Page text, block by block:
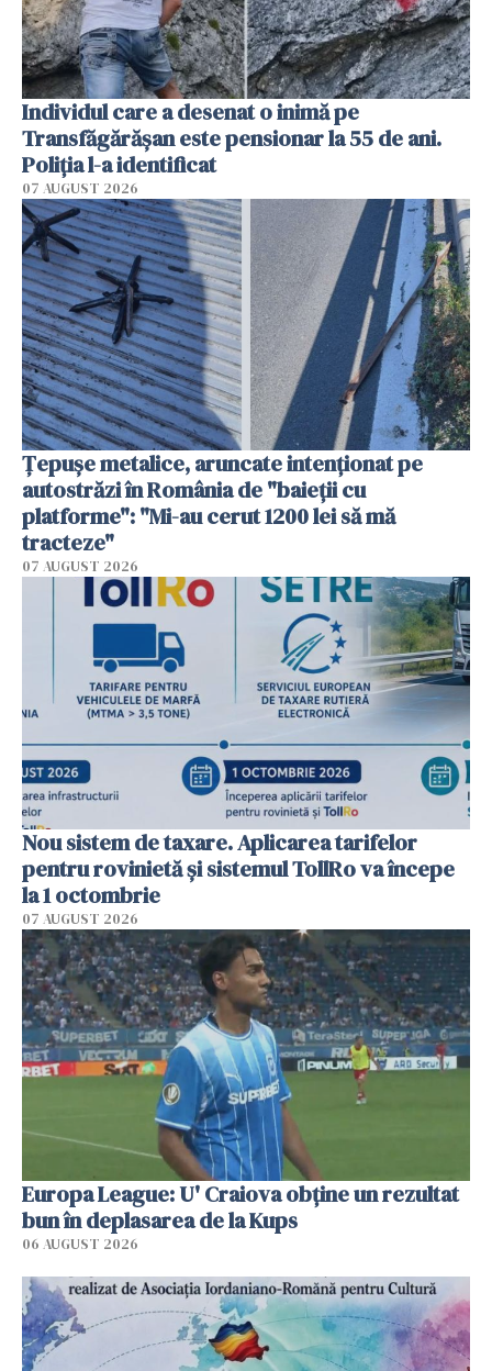
Individul care a desenat o inimă pe
Transfăgărășan este pensionar la 55 de ani.
Poliția l-a identificat
07 AUGUST 2026
Țepușe metalice, aruncate intenționat pe
autostrăzi în România de "baieții cu
platforme": "Mi-au cerut 1200 lei să mă
tracteze"
07 AUGUST 2026
Nou sistem de taxare. Aplicarea tarifelor
pentru rovinietă şi sistemul TollRo va începe
la 1 octombrie
07 AUGUST 2026
Europa League: U' Craiova obține un rezultat
bun în deplasarea de la Kups
06 AUGUST 2026